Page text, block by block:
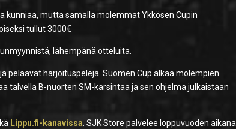
kunniaa, mutta samalla molemmat Ykkösen Cupin
tullut 3000€
lähempänä otteluita.
pelaavat harjoituspelejä. Suomen Cup alkaa molempien
talvella B-nuorten SM-karsintaa ja sen ohjelma julkaistaan
Lippu.fi-kanavissa . SJK Store palvelee loppuvuoden aikana